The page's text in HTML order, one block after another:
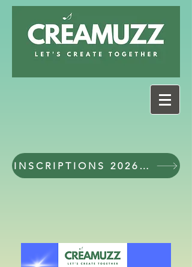
INSCRIPTIONS 2026 - 2027 workshops